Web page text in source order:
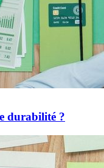
durabilité ?